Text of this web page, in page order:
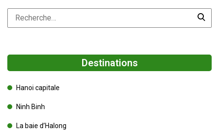
Destinations
Hanoi capitale
Ninh Binh
La baie d’Halong